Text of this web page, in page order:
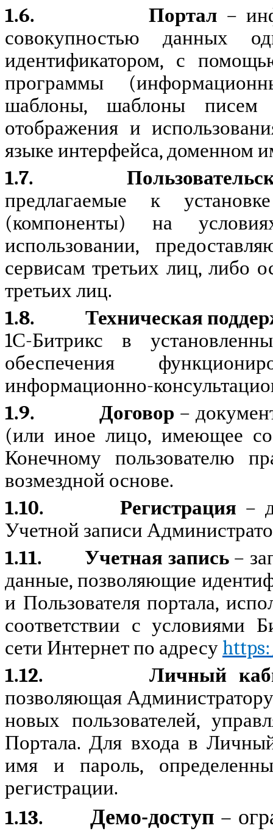
1.6.
Портал –
совокупностью данных
идентификатором, с
программы
шаблоны, шаблоны
отображения и
языке интерфейса, доменном
1.7.
предлагаемые к
(компоненты) на
использовании,
сервисам третьих лиц, либо
третьих лиц.
1.8.
Техническая
1С-Битрикс в
обеспечения
информационно-
1.9.
Договор –
(или иное лицо, имеющее
Конечному пользователю
возмездной основе.
1.10.
Регистрация –
Учетной записи
1.11.
Учетная запись –
данные, позволяющие
и Пользователя портала,
соответствии с условиями
сети Интернет по адресу
1.12.
Личный
позволяющая
новых пользователей,
Портала. Для входа в
имя и пароль,
регистрации.
1.13.
Демо-доступ –